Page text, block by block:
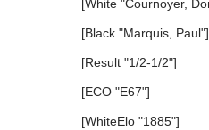
[White "Cournoyer,
[Black "Marquis, Paul"]
[Result "1/2-1/2"]
[ECO "E67"]
[WhiteElo "1885"]